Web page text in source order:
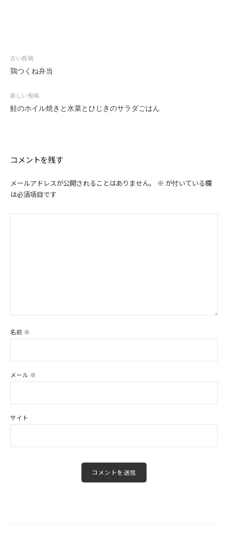
投
稿
ビ
ゲ
ン
古い投稿
鶏つくね弁当
新しい投稿
鮭のホイル焼きと水菜とひじきのサラダごはん
コメントを残す
メールアドレスが公開されることはありません。 ※ が付いている欄
は必須項目です
名前 ※
メール ※
サイト